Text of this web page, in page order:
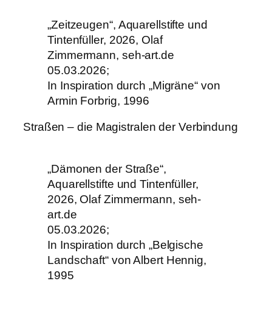
„Zeitzeugen“, Aquarellstifte und
Tintenfüller, 2026, Olaf
Zimmermann, seh-art.de
05.03.2026;
In Inspiration durch „Migräne“ von
Armin Forbrig, 1996
Straßen – die Magistralen der Verbindung
„Dämonen der Straße“,
Aquarellstifte und Tintenfüller,
2026, Olaf Zimmermann, seh-
art.de
05.03.2026;
In Inspiration durch „Belgische
Landschaft“ von Albert Hennig,
1995